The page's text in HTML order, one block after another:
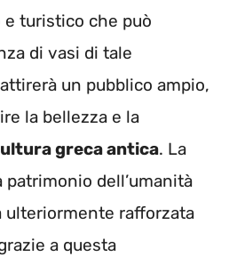
turistico che può
di vasi di tale
un pubblico ampio,
la bellezza e la
greca antica. La
patrimonio dell’umanità
ulteriormente rafforzata
a questa